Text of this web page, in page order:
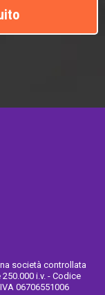
società controllata
i.v. - Codice
06706551006